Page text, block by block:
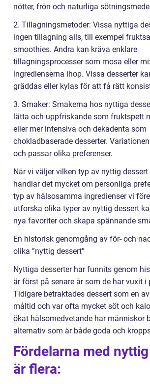
nötter, frön och naturliga
2. Tillagningsmetoder: Vissa nyttiga
ingen tillagning alls, till exempel
smoothies. Andra kan kräva enklare
tillagningsprocesser som mosa eller
ingredienserna ihop. Vissa desserter
gräddas eller kylas för att få rätt
3. Smaker: Smakerna hos nyttiga
lätta och uppfriskande som fruktspett
eller mer intensiva och dekadenta som
chokladbaserade desserter.
och passar olika preferenser.
När vi väljer vilken typ av nyttig
handlar det mycket om personliga
typ av hälsosamma ingredienser vi
utforska olika typer av nyttig dessert
nya favoriter och skapa spännande
En historisk genomgång av för- och
olika ”nyttig dessert”
Nyttiga desserter har funnits genom
är först på senare år som de har vuxit i
Tidigare betraktades dessert som en
måltid och var ofta mycket söt och
ökat hälsomedvetande har människor
alternativ som är både goda och
Fördelarna med
är flera: